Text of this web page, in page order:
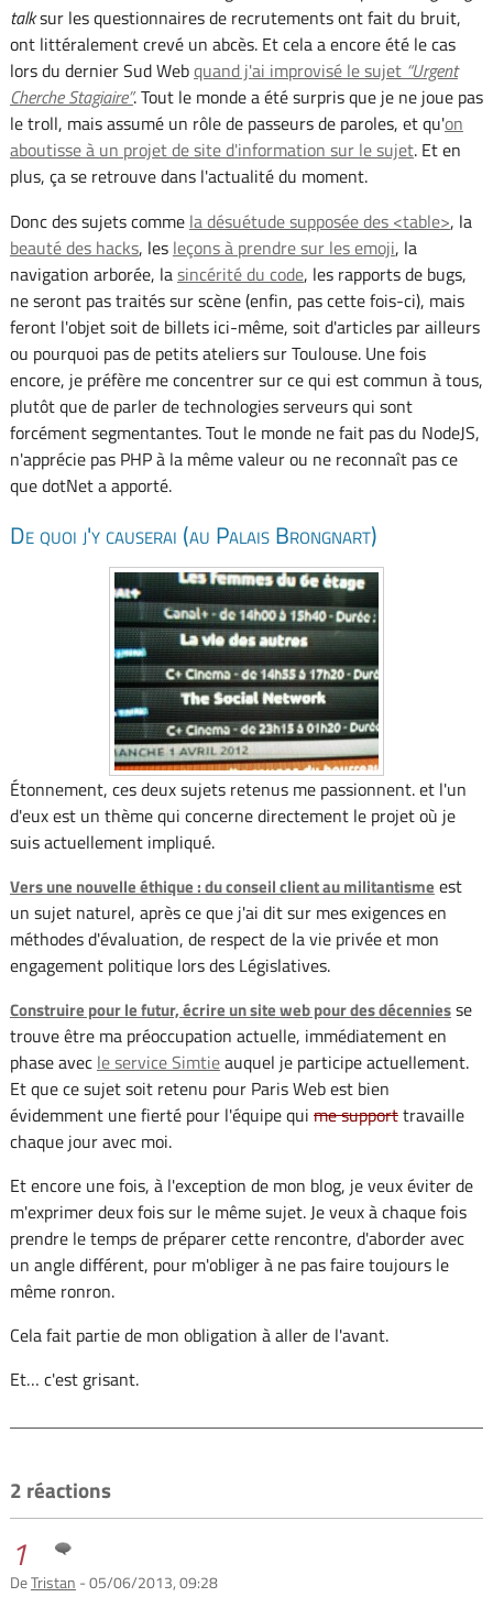
talksur les questionnaires de recrutements ont fait du bruit,
ont littéralement crevé un abcès. Et cela a encore été le cas
lors du dernier Sud Webquand j'ai improvisé le sujet Urgent
Cherche Stagiaire . Tout le monde a été surpris que je ne joue pas
le troll, mais assumé un rôle de passeurs de paroles, et qu'on
aboutisse à un projet de site d'information sur le sujet. Et en
plus, ça se retrouve dans l'actualité du moment.
Donc des sujets comme la désuétude supposée des <table>, la
beauté des hacks, les leçons à prendre sur les emoji, la
navigation arborée, lasincérité du code, les rapports de bugs,
ne seront pas traités sur scène (enfin, pas cette fois-ci), mais
feront l'objet soit de billets ici-même, soit d'articles par ailleurs
ou pourquoi pas de petits ateliers sur Toulouse. Une fois
encore, je préfère me concentrer sur ce qui est commun à tous,
plutôt que de parler de technologies serveurs qui sont
forcément segmentantes. Tout le monde ne fait pas du NodeJS,
n'apprécie pas PHP à la même valeur ou ne reconnaît pas ce
que dotNet a apporté.
De quoi j'y causerai (au Palais Brongnart)
Étonnement, ces deux sujets retenus me passionnent. et l'un
d'eux est un thème qui concerne directement le projet où je
suis actuellement impliqué.
Vers une nouvelle éthique : du conseil client au militantisme est
un sujet naturel, après ce que j'ai dit sur mes exigences en
méthodes d'évaluation, de respect de la vie privée et mon
engagement politique lors des Législatives.
Construire pour le futur, écrire un site web pour des décenniesse
trouve être ma préoccupation actuelle, immédiatement en
phase avec le service Simtieauquel je participe actuellement.
Et que ce sujet soit retenu pour Paris Web est bien
évidemment une fierté pour l'équipe qui me supporttravaille
chaque jour avec moi.
Et encore une fois, à l'exception de mon blog, je veux éviter de
m'exprimer deux fois sur le même sujet. Je veux à chaque fois
prendre le temps de préparer cette rencontre, d'aborder avec
un angle différent, pour m'obliger à ne pas faire toujours le
même ronron.
Cela fait partie de mon obligation à aller de l'avant.
Et… c'est grisant.
2 réactions
1
DeTristan - 05/06/2013, 09:28